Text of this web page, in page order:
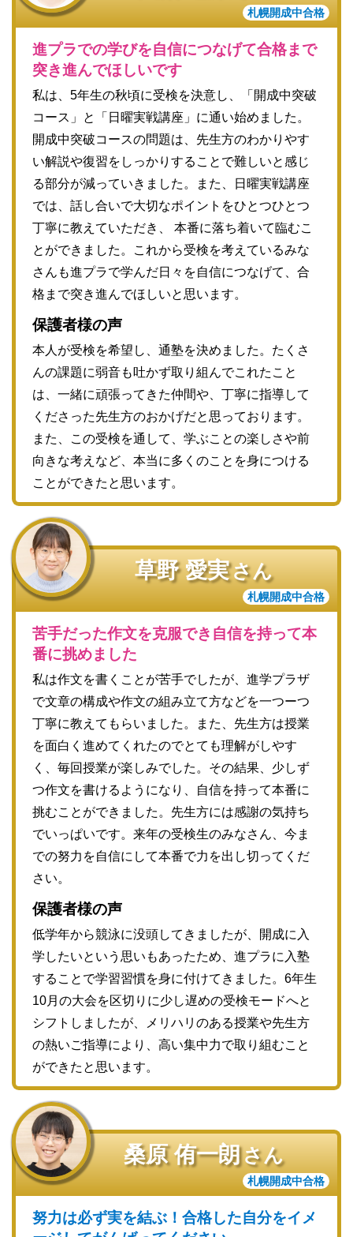
札幌開成中合格
進プラでの学びを自信につなげて合格まで
突き進んでほしいです
私は、5年生の秋頃に受検を決意し、「開成中突破
コース」と「日曜実戦講座」に通い始めました。
開成中突破コースの問題は、先生方のわかりやす
い解説や復習をしっかりすることで難しいと感じ
る部分が減っていきました。また、日曜実戦講座
では、話し合いで大切なポイントをひとつひとつ
丁寧に教えていただき、 本番に落ち着いて臨むこ
とができました。これから受検を考えているみな
さんも進プラで学んだ日々を自信につなげて、合
格まで突き進んでほしいと思います。
保護者様の声
本人が受検を希望し、通塾を決めました。たくさ
んの課題に弱音も吐かず取り組んでこれたこと
は、一緒に頑張ってきた仲間や、丁寧に指導して
くださった先生方のおかげだと思っております。
また、この受検を通して、学ぶことの楽しさや前
向きな考えなど、本当に多くのことを身につける
ことができたと思います。
草野 愛実さん
札幌開成中合格
苦手だった作文を克服でき自信を持って本
番に挑めました
私は作文を書くことが苦手でしたが、進学プラザ
で文章の構成や作文の組み立て方などを一つーつ
丁寧に教えてもらいました。また、先生方は授業
を面白く進めてくれたのでとても理解がしやす
く、毎回授業が楽しみでした。その結果、少しず
つ作文を書けるようになり、自信を持って本番に
挑むことができました。先生方には感謝の気持ち
でいっぱいです。来年の受検生のみなさん、今ま
での努力を自信にして本番で力を出し切ってくだ
さい。
保護者様の声
低学年から競泳に没頭してきましたが、開成に入
学したいという思いもあったため、進プラに入塾
することで学習習慣を身に付けてきました。6年生
10月の大会を区切りに少し遅めの受検モードへと
シフトしましたが、メリハリのある授業や先生方
の熱いご指導により、高い集中力で取り組むこと
ができたと思います。
桑原 侑一朗さん
札幌開成中合格
努力は必ず実を結ぶ！合格した自分をイメ